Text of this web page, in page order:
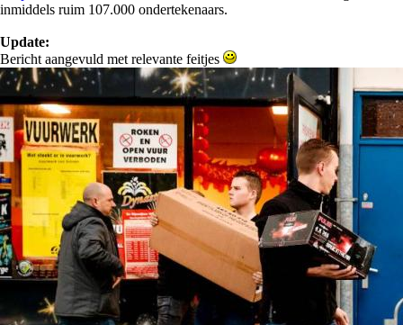
inmiddels ruim 107.000 ondertekenaars.
Update:
Bericht aangevuld met relevante feitjes